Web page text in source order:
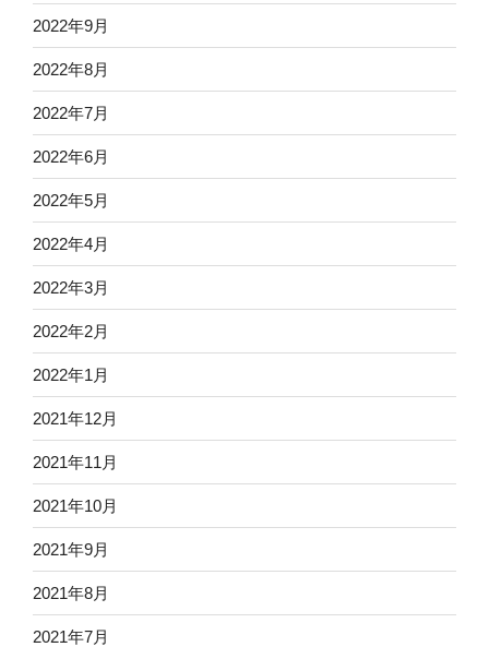
2022年9月
2022年8月
2022年7月
2022年6月
2022年5月
2022年4月
2022年3月
2022年2月
2022年1月
2021年12月
2021年11月
2021年10月
2021年9月
2021年8月
2021年7月